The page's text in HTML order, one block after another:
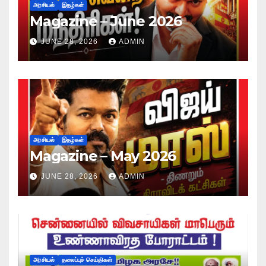
அரசியல் இதழ்கள்
Magazine – June 2026
JUNE 28, 2026 ADMIN
அரசியல் இதழ்கள்
Magazine – May 2026
JUNE 28, 2026 ADMIN
அரசியல் தலைப்புச் செய்திகள்